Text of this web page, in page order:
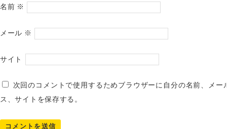
名前 ※
メール ※
サイト
次回のコメントで使用するためブラウザーに自分の名前、メー
ス、サイトを保存する。